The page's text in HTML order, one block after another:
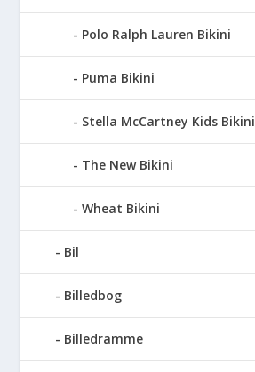
Polo Ralph Lauren Bikini
Puma Bikini
Stella McCartney Kids Bikini
The New Bikini
Wheat Bikini
Bil
Billedbog
Billedramme